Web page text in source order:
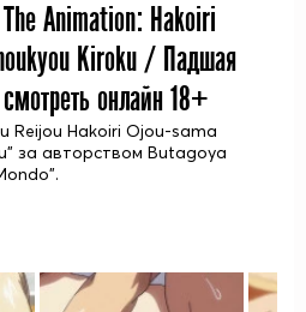
Animation: Hakoiri
Kiroku / Падшая
онлайн 18+
Reijou Hakoiri Ojou-sama
за авторством Butagoya